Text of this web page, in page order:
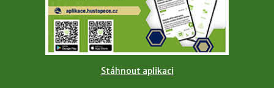
Stáhnout aplikaci